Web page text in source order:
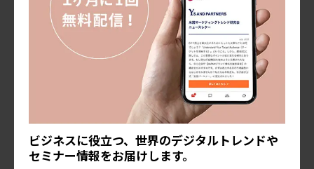
ビジネスに役立つ、世界のデジタルトレンドや
セミナー情報をお届けします。
4. 投稿コンテンツ提案
コンテンツカレンダー、画像や動画、コピー等の制作の
ご提案します。
投稿設定、ユーザーからのコメントやDMへの返信、タグ
づけ投稿のリポストなど、SNSの運用がスムーズに行わ